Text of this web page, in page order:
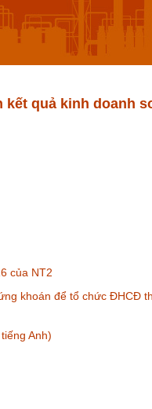
kết quả kinh doanh
của NT2
khoán để tổ chức ĐHCĐ
Anh)